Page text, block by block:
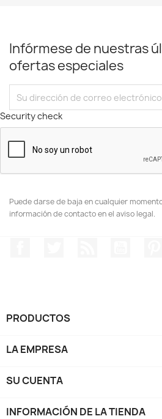
Infórmese de nuestras
ofertas especiales
Security check
Puede darse de baja en cualquier
información de contacto en el aviso legal.
PRODUCTOS
LA EMPRESA
SU CUENTA
INFORMACIÓN DE LA TIENDA